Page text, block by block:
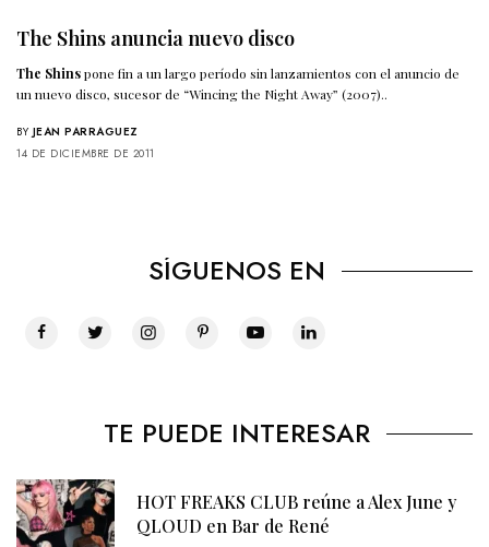
The Shins anuncia nuevo disco
The Shinspone fin a un largo período sin lanzamientos con el anuncio de
un nuevo disco, sucesor de “Wincing the Night Away” (2007)..
BY JEAN PARRAGUEZ
14 DE DICIEMBRE DE 2011
SÍGUENOS EN
TE PUEDE INTERESAR
HOT FREAKS CLUB reúne a Alex June y
QLOUD en Bar de René